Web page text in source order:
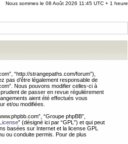
Nous sommes le 08 Août 2026 11:45 UTC + 1 heure
“http://strangepaths.com/forum”),
pas d’être légalement responsable de
Nous pouvons modifier celles-ci à
de passer en revue régulièrement
aient été effectués vous
et/ou modifiées.
“Groupe phpBB”,
” (désigné ici par “GPL”) et qui peut
basées sur Internet et la license GPL
ou conduite permis. Pour de plus